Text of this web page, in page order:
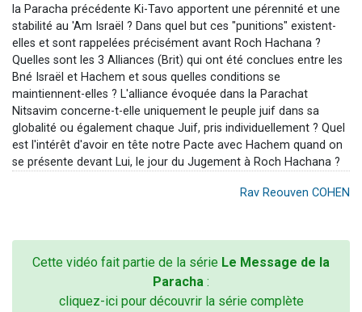
la Paracha précédente Ki-Tavo apportent une pérennité et une
stabilité au 'Am Israël ? Dans quel but ces "punitions" existent-
elles et sont rappelées précisément avant Roch Hachana ?
Quelles sont les 3 Alliances (Brit) qui ont été conclues entre les
Bné Israël et Hachem et sous quelles conditions se
maintiennent-elles ? L'alliance évoquée dans la Parachat
Nitsavim concerne-t-elle uniquement le peuple juif dans sa
globalité ou également chaque Juif, pris individuellement ? Quel
est l'intérêt d'avoir en tête notre Pacte avec Hachem quand on
se présente devant Lui, le jour du Jugement à Roch Hachana ?
Rav Reouven COHEN
Cette vidéo fait partie de la série Le Message de la
Paracha :
cliquez-ici pour découvrir la série complète